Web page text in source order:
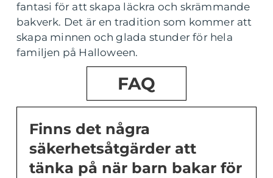
fantasi för att skapa läckra och skrämmande
bakverk. Det är en tradition som kommer att
skapa minnen och glada stunder för hela
familjen på Halloween.
FAQ
Finns det några
säkerhetsåtgärder att
tänka på när barn bakar för